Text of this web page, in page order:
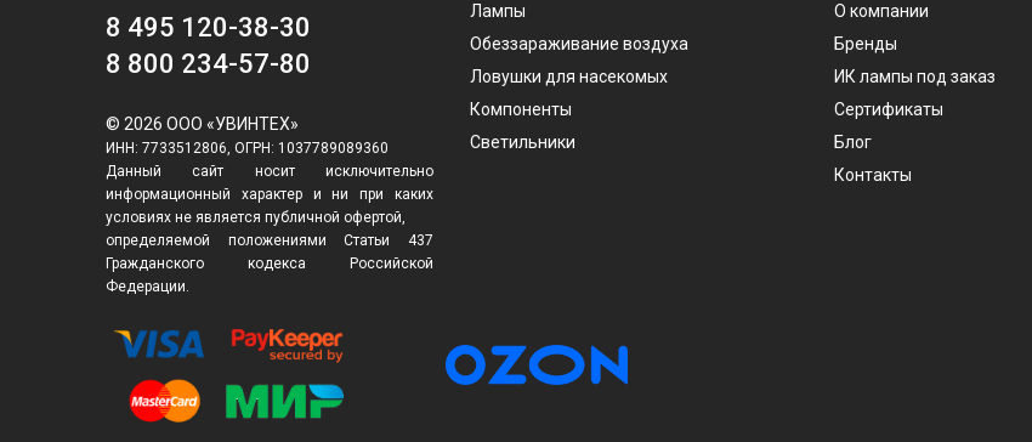
8 495 120-38-30
8 800 234-57-80
© 2026 ООО «УВИНТЕХ»
ИНН: 7733512806, ОГРН: 1037789089360
Данный сайт носит исключительно
информационный характер и ни при каких
условиях не является публичной офертой,
определяемой положениями Статьи 437
Гражданского кодекса Российской
Федерации.
Лампы
Обеззараживание воздуха
Ловушки для насекомых
Компоненты
Светильники
О компании
Бренды
ИК лампы под заказ
Сертификаты
Блог
Контакты